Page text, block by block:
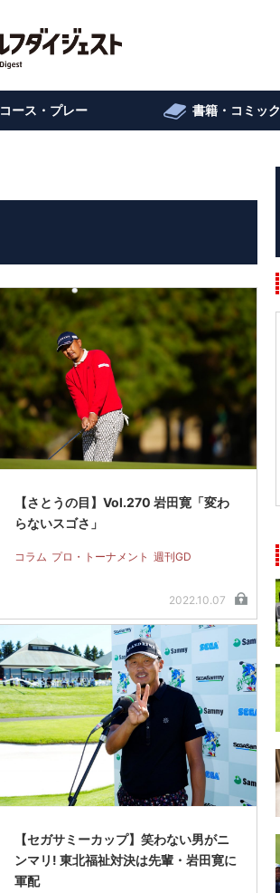
コース・プレー 書籍・コミック
【さとうの目】Vol.270 岩田寛「変わ
らないスゴさ」
コラム プロ・トーナメント 週刊GD
2022.10.07
【セガサミーカップ】笑わない男がニ
ンマリ! 東北福祉対決は先輩・岩田寛に
軍配